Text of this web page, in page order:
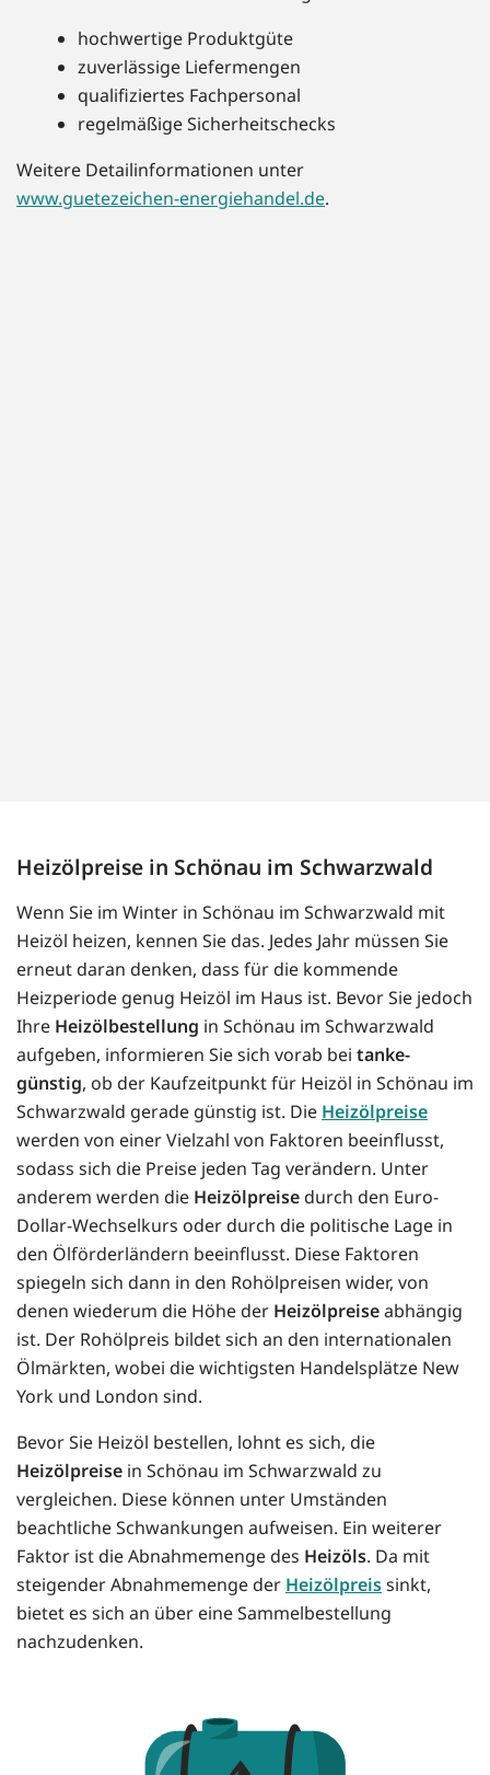
hochwertige Produktgüte
zuverlässige Liefermengen
qualifiziertes Fachpersonal
regelmäßige Sicherheitschecks
Weitere Detailinformationen unter
www.guetezeichen-energiehandel.de.
Heizölpreise in Schönau im Schwarzwald
Wenn Sie im Winter in Schönau im Schwarzwald mit
Heizöl heizen, kennen Sie das. Jedes Jahr müssen Sie
erneut daran denken, dass für die kommende
Heizperiode genug Heizöl im Haus ist. Bevor Sie jedoch
Ihre Heizölbestellung in Schönau im Schwarzwald
aufgeben, informieren Sie sich vorab bei tanke-
günstig, ob der Kaufzeitpunkt für Heizöl in Schönau im
Schwarzwald gerade günstig ist. Die Heizölpreise
werden von einer Vielzahl von Faktoren beeinflusst,
sodass sich die Preise jeden Tag verändern. Unter
anderem werden die Heizölpreise durch den Euro-
Dollar-Wechselkurs oder durch die politische Lage in
den Ölförderländern beeinflusst. Diese Faktoren
spiegeln sich dann in den Rohölpreisen wider, von
denen wiederum die Höhe der Heizölpreiseabhängig
ist. Der Rohölpreis bildet sich an den internationalen
Ölmärkten, wobei die wichtigsten Handelsplätze New
York und London sind.
Bevor Sie Heizöl bestellen, lohnt es sich, die
Heizölpreise in Schönau im Schwarzwald zu
vergleichen. Diese können unter Umständen
beachtliche Schwankungen aufweisen. Ein weiterer
Faktor ist die Abnahmemenge des Heizöls. Da mit
steigender Abnahmemenge der Heizölpreissinkt,
bietet es sich an über eine Sammelbestellung
nachzudenken.